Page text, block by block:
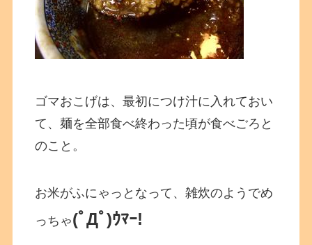
ゴマおこげは、最初につけ汁に入れておい
て、麺を全部食べ終わった頃が食べごろと
のこと。
お米がふにゃっとなって、雑炊のようでめ
っちゃ(ﾟДﾟ)ｳﾏｰ!